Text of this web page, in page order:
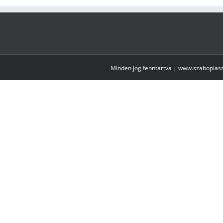
Minden jog fenntartva |